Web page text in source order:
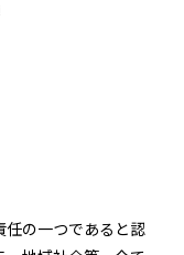
任の一つであると認